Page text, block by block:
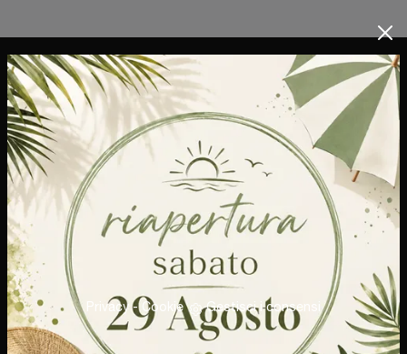
Mobilbest S.a.s. di Bestetti Enrica E C.
20069 - Vaprio d'Adda (Milano)
Tel.+39 0290966137
E-Mail.
mobilbest@email.it
P.IVA 09514240960
Privacy-Cookie Gestisci i consensi
AZIENDA